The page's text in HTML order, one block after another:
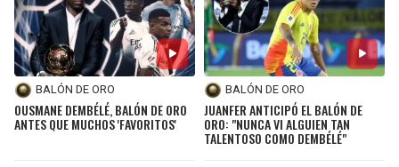
BALÓN DE ORO
OUSMANE DEMBÉLÉ, BALÓN DE ORO
ANTES QUE MUCHOS 'FAVORITOS'
BALÓN DE ORO
JUANFER ANTICIPÓ EL BALÓN DE
ORO: "NUNCA VI ALGUIEN TAN
TALENTOSO COMO DEMBÉLÉ"